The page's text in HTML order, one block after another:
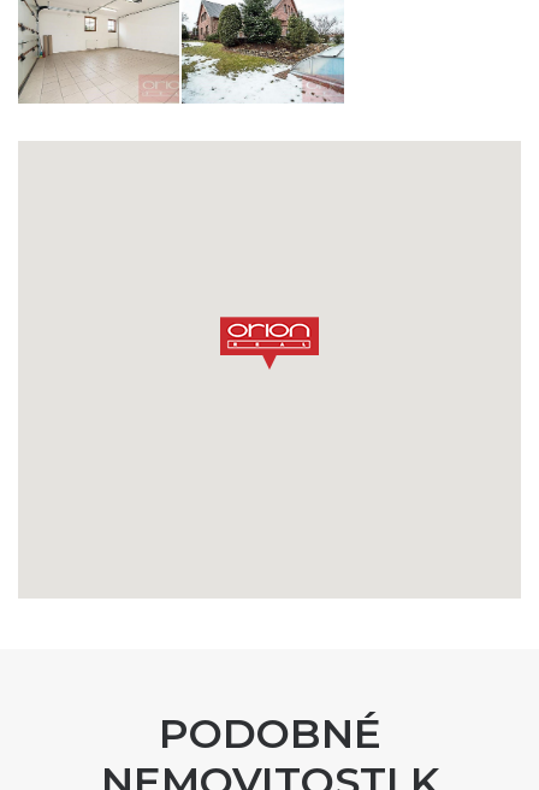
PODOBNÉ